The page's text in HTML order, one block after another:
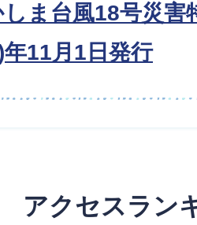
ま台風18号災害
11月1日発行
アクセスラン